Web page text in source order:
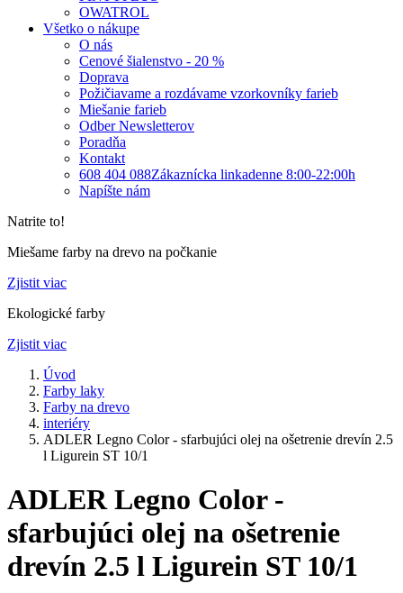
OWATROL
Všetko o nákupe
O nás
Cenové šialenstvo - 20 %
Doprava
Požičiavame a rozdávame vzorkovníky farieb
Miešanie farieb
Odber Newsletterov
Poradňa
Kontakt
608 404 088Zákaznícka linkadenne 8:00-22:00h
Napíšte nám
Natrite to!
Miešame farby na drevo na počkanie
Zjistit viac
Ekologické farby
Zjistit viac
Úvod
Farby laky
Farby na drevo
interiéry
ADLER Legno Color - sfarbujúci olej na ošetrenie drevín 2.5
l Ligurein ST 10/1
ADLER Legno Color -
sfarbujúci olej na ošetrenie
drevín 2.5 l Ligurein ST 10/1